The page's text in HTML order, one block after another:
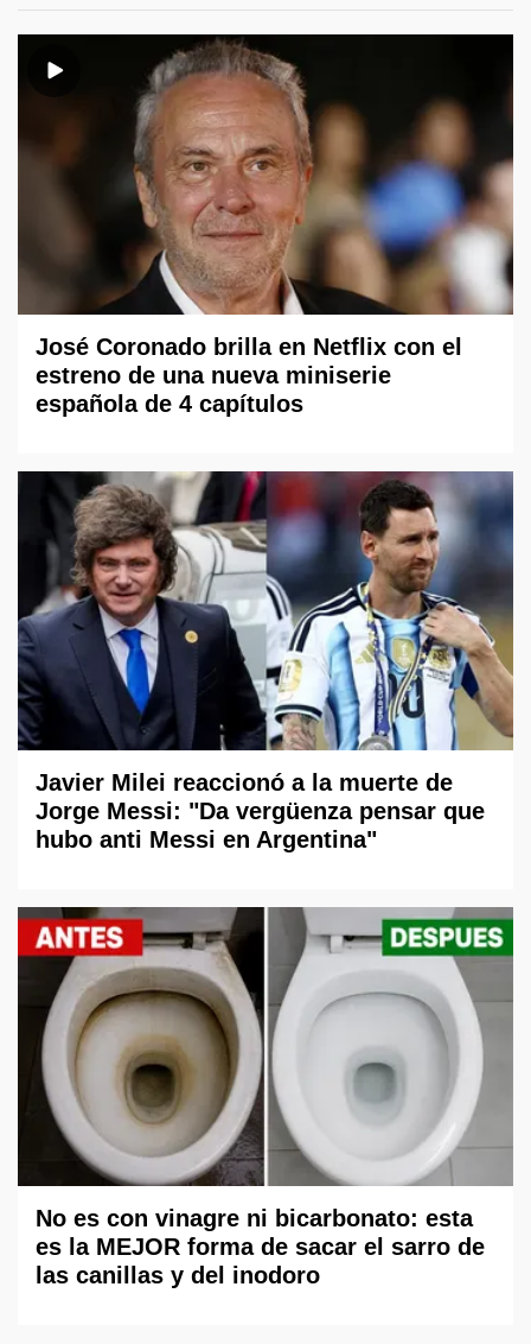
José Coronado brilla en Netflix con el
estreno de una nueva miniserie
española de 4 capítulos
Javier Milei reaccionó a la muerte de
Jorge Messi: "Da vergüenza pensar que
hubo anti Messi en Argentina"
No es con vinagre ni bicarbonato: esta
es la MEJOR forma de sacar el sarro de
las canillas y del inodoro